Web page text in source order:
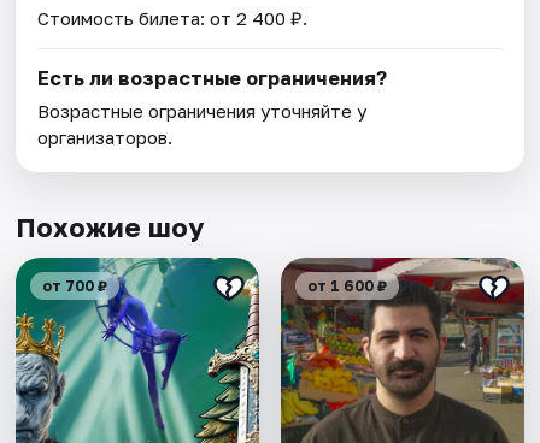
Стоимость билета: от 2 400 ₽.
Есть ли возрастные ограничения?
Возрастные ограничения уточняйте у
организаторов.
Похожие шоу
от 700 ₽ от 1 600 ₽